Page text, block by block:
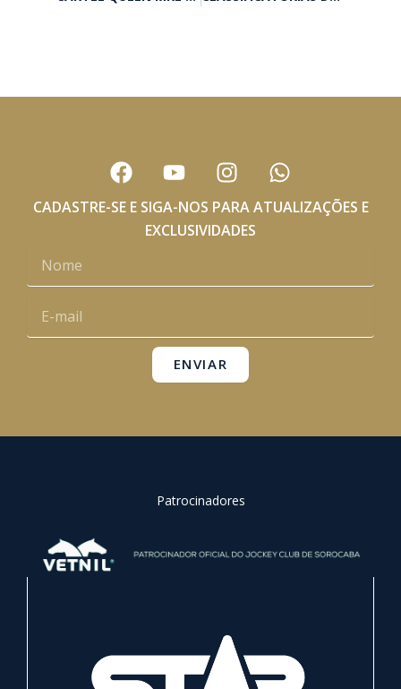
F
a
c
o
Y
o
u
t
e
I
n
s
t
r
m
W
h
a
p
CADASTRE-SE E SIGA-NOS PARA ATUALIZAÇÕES E
EXCLUSIVIDADES
mail
ENVIAR
Patrocinadores